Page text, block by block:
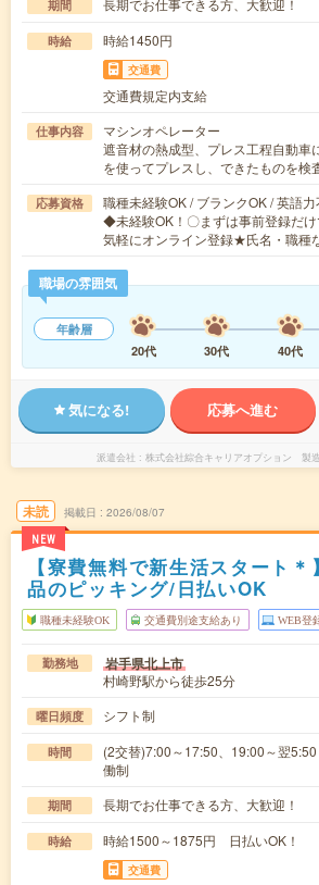
期間
時給 時給1450円
交通費
交通費規定内支給
仕事内容
マシンオペレーター
遮音材の熱成型、プレス工程自動車
を使ってプレスし、できたものを
応募資格
職種未経験OK / ブランクOK / 英語
◆未経験OK！〇まずは事前登録だ
気軽にオンライン登録★氏名・職種
職場の雰囲気
年齢層
20代
30代 40代
気になる! 応募へ進む
派遣会社 株式会社綜合キャリアオプション 製造
未読
NEW
掲載日 2026/08/07
【寮費無料で新生活スタート
品のピッキング/日払いOK
職種未経験OK 交通費別途支給あり WEB登
勤務地 岩手県北上市
村崎野駅から徒歩25分
曜日頻度 シフト制
時間
(2交替)7:00～17:50、19:00～翌
働制
期間 長期でお仕事できる方、大歓迎！
時給 時給1500～1875円 日払いOK！
交通費